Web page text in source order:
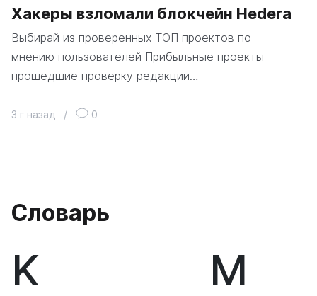
Хакеры взломали блокчейн Hedera
Выбирай из проверенных ТОП проектов по
мнению пользователей Прибыльные проекты
прошедшие проверку редакции…
3 г назад / 0
Словарь
K М